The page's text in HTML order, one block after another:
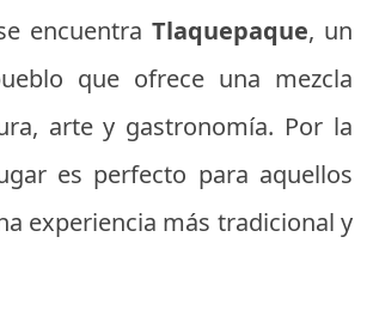
encuentra Tlaquepaque, un
que ofrece una mezcla
arte y gastronomía. Por la
es perfecto para aquellos
experiencia más tradicional y